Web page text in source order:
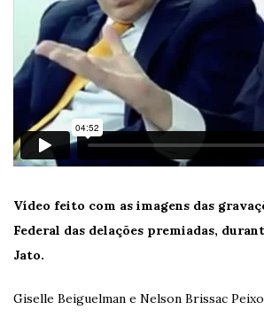
Vídeo feito com as imagens das
Federal das delações premiadas,
Jato.
Giselle Beiguelman e Nelson Brissac